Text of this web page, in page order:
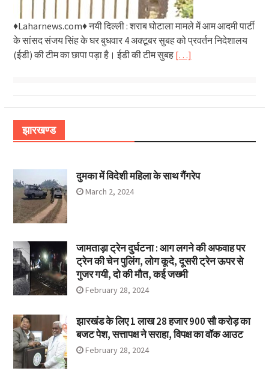
♦Laharnews.com♦ नयी दिल्ली : शराब घोटाला मामले में आम आदमी पार्टी
के सांसद संजय सिंह के घर बुधवार 4 अक्टूबर सुबह को प्रवर्तन निदेशालय
(ईडी) की टीम का छापा पड़ा है। ईडी की टीम सुबह […]
झारखण्ड
दुमका में विदेशी महिला के साथ गैंगरेप
March 2, 2024
जामताड़ा ट्रेन दुर्घटना : आग लगने की अफवाह पर
ट्रेन की चेन पुलिंग, लोग कूदे, दूसरी ट्रेन ऊपर से
गुजर गयी, दो की मौत, कई जख्मी
February 28, 2024
झारखंड के लिए 1 लाख 28 हजार 900 सौ करोड़ का
बजट पेश, सत्तापक्ष ने सराहा, विपक्ष का वॉक आउट
February 28, 2024